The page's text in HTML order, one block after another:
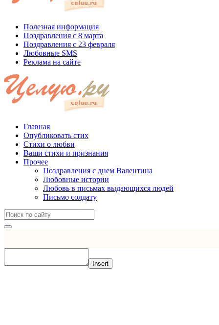
Полезная информация
Поздравления с 8 марта
Поздравления с 23 февраля
Любовные SMS
Реклама на сайте
Главная
Опубликовать стих
Стихи о любви
Ваши стихи и признания
Прочее
Поздравления с днем Валентина
Любовные истории
Любовь в письмах выдающихся людей
Письмо солдату
Insert